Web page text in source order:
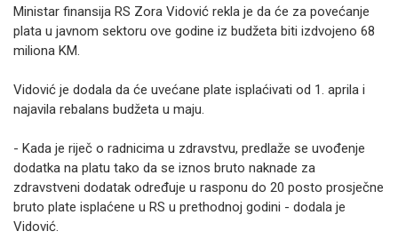
Ministar finansija RS Zora Vidović rekla je da će za povećanje
plata u javnom sektoru ove godine iz budžeta biti izdvojeno 68
miliona KM.
Vidović je dodala da će uvećane plate isplaćivati od 1. aprila i
najavila rebalans budžeta u maju.
- Kada je riječ o radnicima u zdravstvu, predlaže se uvođenje
dodatka na platu tako da se iznos bruto naknade za
zdravstveni dodatak određuje u rasponu do 20 posto prosječne
bruto plate isplaćene u RS u prethodnoj godini - dodala je
Vidović.